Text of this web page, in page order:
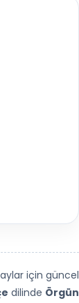
için güncel
dilinde Örgün